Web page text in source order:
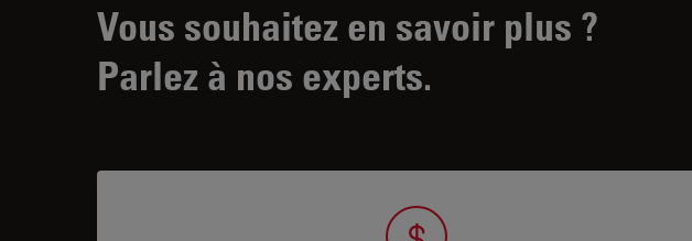
Vous souhaitez en savoir plus ?
Parlez à nos experts.